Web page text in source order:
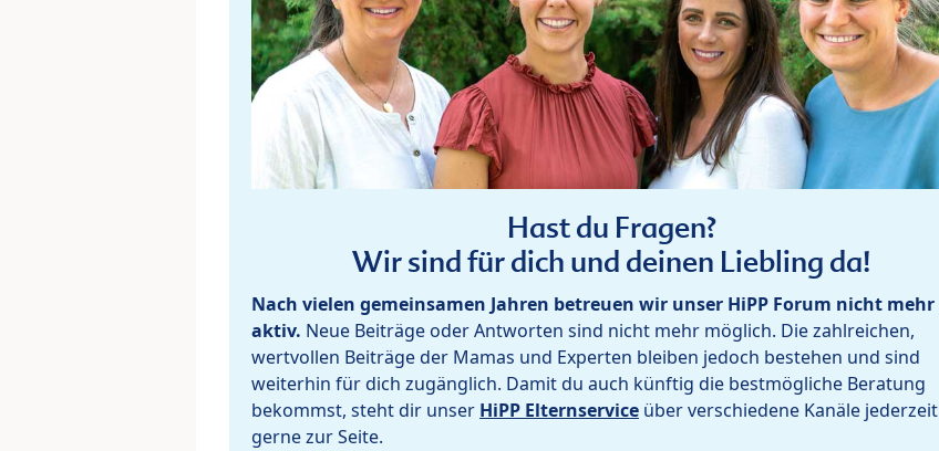
Hast du Fragen?
Wir sind für dich und deinen Liebling da!
Nach vielen gemeinsamen Jahren betreuen wir unser HiPP Forum nicht mehr
aktiv. Neue Beiträge oder Antworten sind nicht mehr möglich. Die zahlreichen,
wertvollen Beiträge der Mamas und Experten bleiben jedoch bestehen und sind
weiterhin für dich zugänglich. Damit du auch künftig die bestmögliche Beratung
bekommst, steht dir unser HiPP Elternservice über verschiedene Kanäle jederzeit
gerne zur Seite.